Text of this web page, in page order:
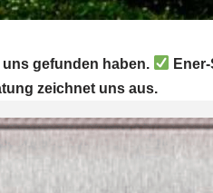
gefunden haben.
zeichnet uns aus.